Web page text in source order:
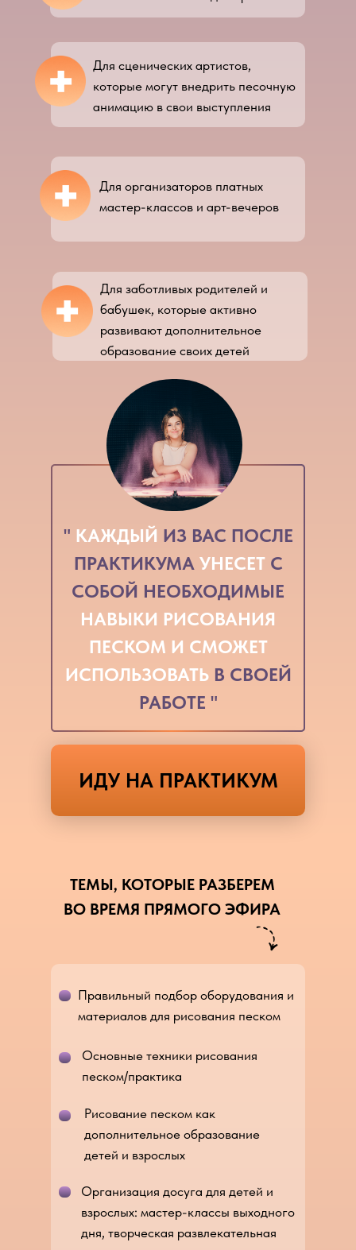
Для сценических артистов,
которые могут внедрить песочную
анимацию в свои выступления
" КАЖДЫЙ ИЗ ВАС ПОСЛЕ
ПРАКТИКУМА УНЕСЕТС
СОБОЙ НЕОБХОДИМЫЕ
НАВЫКИ РИСОВАНИЯ
ПЕСКОМ И СМОЖЕТ
ИСПОЛЬЗОВАТЬВ СВОЕЙ
РАБОТЕ "
+
+
ИДУ НА ПРАКТИКУМ
+
Для организаторов платных
мастер-классов и арт-вечеров
Для заботливых родителей и
бабушек, которые активно
развивают дополнительное
образование своих детей
ТЕМЫ, КОТОРЫЕ РАЗБЕРЕМ
ВО ВРЕМЯ ПРЯМОГО ЭФИРА
Правильный подбор оборудования и
материалов для рисования песком
Основные техники рисования
песком/практика
Рисование песком как
дополнительное образование
детей и взрослых
Организация досуга для детей и
взрослых: мастер-классы выходного
дня, творческая развлекательная